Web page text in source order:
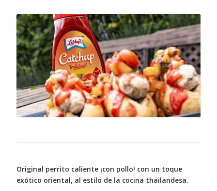
Original perrito caliente ¡con pollo! con un toque
exótico oriental, al estilo de la cocina thailandesa.